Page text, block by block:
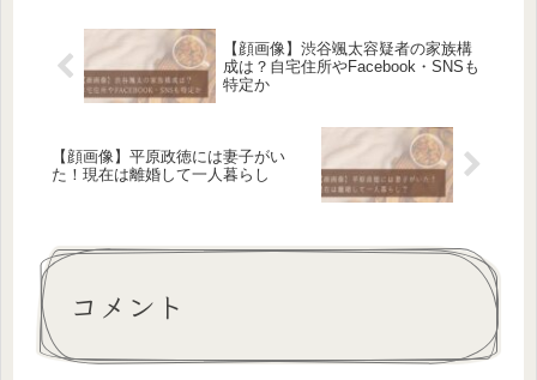
【顔画像】渋谷颯太容疑者の家族構
成は？自宅住所やFacebook・SNSも
特定か
【顔画像】平原政徳には妻子がい
た！現在は離婚して一人暮らし
コメント